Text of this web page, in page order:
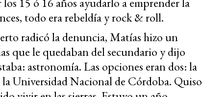
todo era rebeldía y rock & roll.
radicó la denuncia, Matías hizo un
que le quedaban del secundario y dijo
astronomía. Las opciones eran dos: la
Universidad Nacional de Córdoba. Quiso